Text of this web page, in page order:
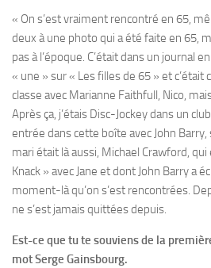
« On s’est vraiment rencontré en 65,
deux à une photo qui a été faite en 65,
pas à l’époque. C’était dans un journal
« une » sur « Les filles de 65 » et
classe avec Marianne Faithfull, Nico,
Après ça, j’étais Disc-Jockey dans un
entrée dans cette boîte avec John
mari était là aussi, Michael Crawford,
Knack » avec Jane et dont John Barry a
moment-là qu’on s’est rencontrées.
ne s’est jamais quittées depuis.
Est-ce que tu te souviens de la
mot Serge Gainsbourg.